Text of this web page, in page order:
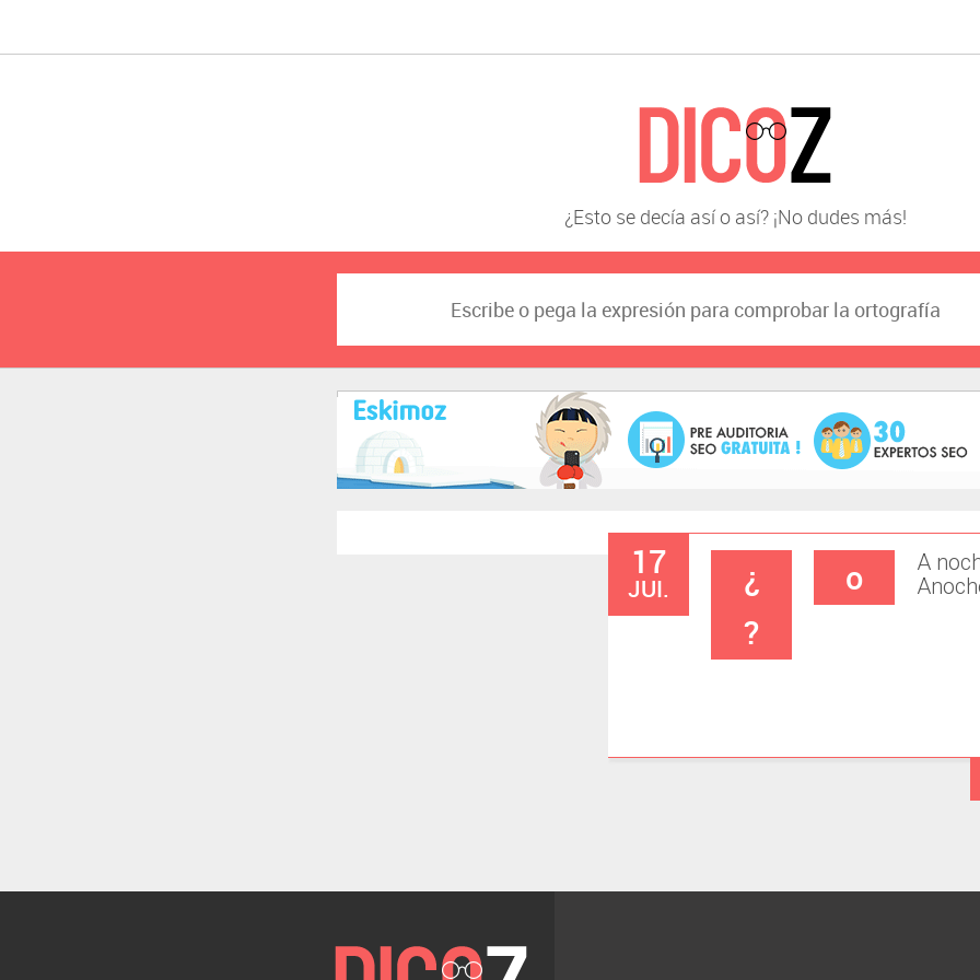
¿Esto se decía así o así? ¡No dudes más!
17
JUI. ¿ A
o
?